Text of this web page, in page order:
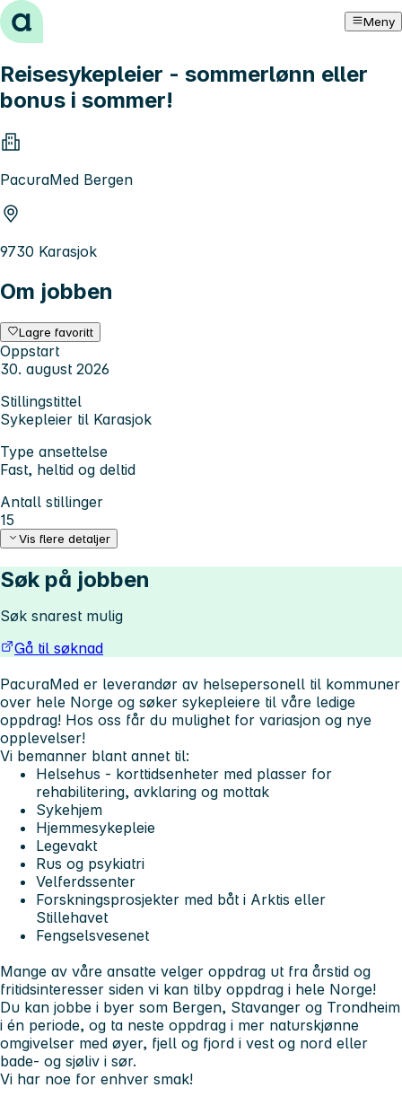
Hopp til innhold Meny
Reisesykepleier - sommerlønn eller
bonus i sommer!
PacuraMed Bergen
9730 Karasjok
Om jobben
Lagre favoritt
Oppstart
30. august 2026
Stillingstittel
Sykepleier til Karasjok
Type ansettelse
Fast, heltid og deltid
Antall stillinger
15
Vis flere detaljer
Søk på jobben
Søk snarest mulig
Gå til søknad
PacuraMed er leverandør av helsepersonell til kommuner
over hele Norge og søker sykepleiere til våre ledige
oppdrag! Hos oss får du mulighet for variasjon og nye
opplevelser!
Vi bemanner blant annet til:
Helsehus - korttidsenheter med plasser for
rehabilitering, avklaring og mottak
Sykehjem
Hjemmesykepleie
Legevakt
Rus og psykiatri
Velferdssenter
Forskningsprosjekter med båt i Arktis eller
Stillehavet
Fengselsvesenet
Mange av våre ansatte velger oppdrag ut fra årstid og
fritidsinteresser siden vi kan tilby oppdrag i hele Norge!
Du kan jobbe i byer som Bergen, Stavanger og Trondheim
i én periode, og ta neste oppdrag i mer naturskjønne
omgivelser med øyer, fjell og fjord i vest og nord eller
bade- og sjøliv i sør.
Vi har noe for enhver smak!